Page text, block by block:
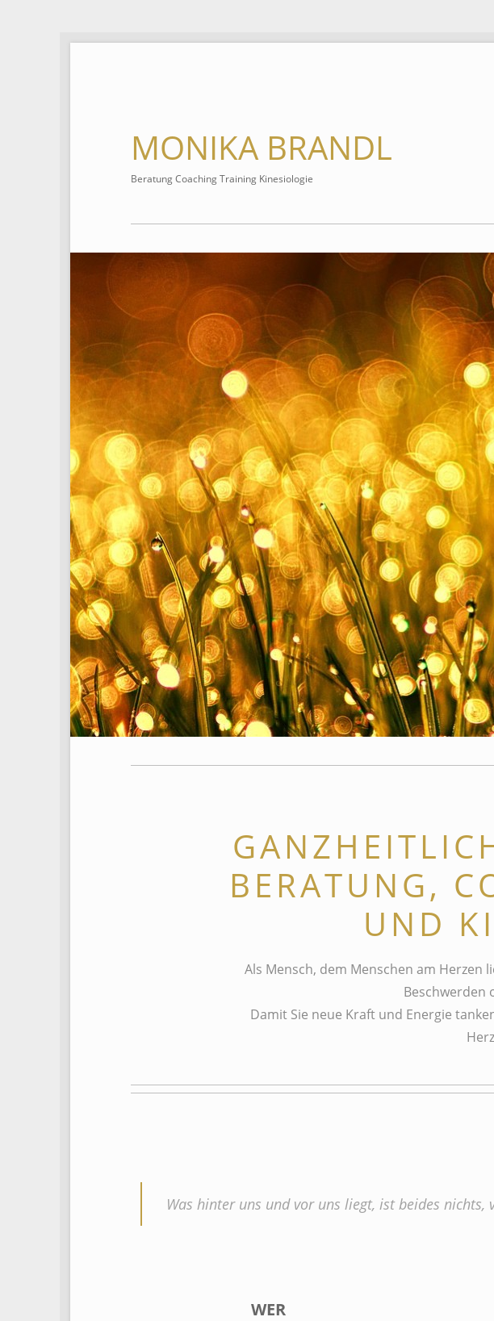
MONIKA BRANDL
Beratung Coaching Training Kinesiologie
BERATUNG,
UND
Als Mensch, dem Menschen am Herzen
Beschwerden
Damit Sie neue Kraft und Energie
Was hinter uns und vor uns liegt, ist beides
WER